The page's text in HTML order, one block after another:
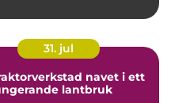
31. jul
navet i ett
lantbruk